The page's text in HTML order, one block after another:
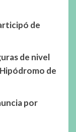
de
de nivel
de
por